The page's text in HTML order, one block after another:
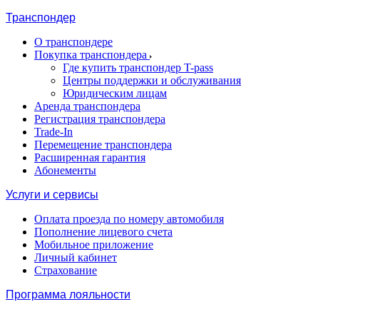
Транспондер
О транспондере
Покупка транспондера
Где купить транспондер T-pass
Центры поддержки и обслуживания
Юридическим лицам
Аренда транспондера
Регистрация транспондера
Trade-In
Перемещение транспондера
Расширенная гарантия
Абонементы
Услуги и сервисы
Оплата проезда по номеру автомобиля
Пополнение лицевого счета
Мобильное приложение
Личный кабинет
Страхование
Программа лояльности